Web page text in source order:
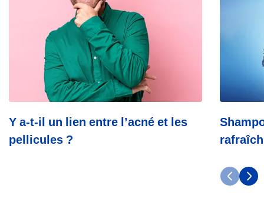
pellicules
?
Y a-t-il un lien entre l’acné et les
pellicules ?